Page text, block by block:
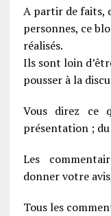
A partir de faits,
personnes, ce
réalisés.
Ils sont loin
pousser à la
Vous direz ce
présentation ;
Les
donner votre
Tous les